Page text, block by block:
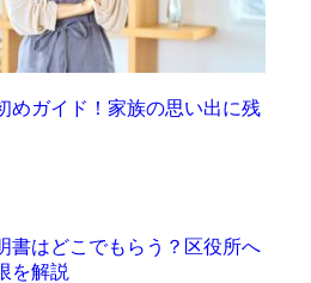
めガイド！家族の思い出に残
書はどこでもらう？区役所へ
を解説